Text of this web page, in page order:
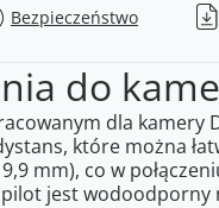
Bezpieczeństwo
do
dla kamery
które można
mm), co w
jest wodoodporny